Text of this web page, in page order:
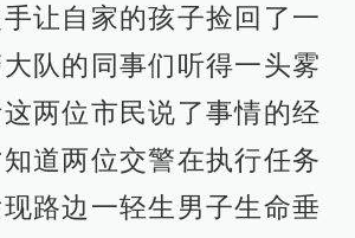
让自家的孩子捡回了一
队的同事们听得一头雾
两位市民说了事情的经
道两位交警在执行任务
路边一轻生男子生命垂